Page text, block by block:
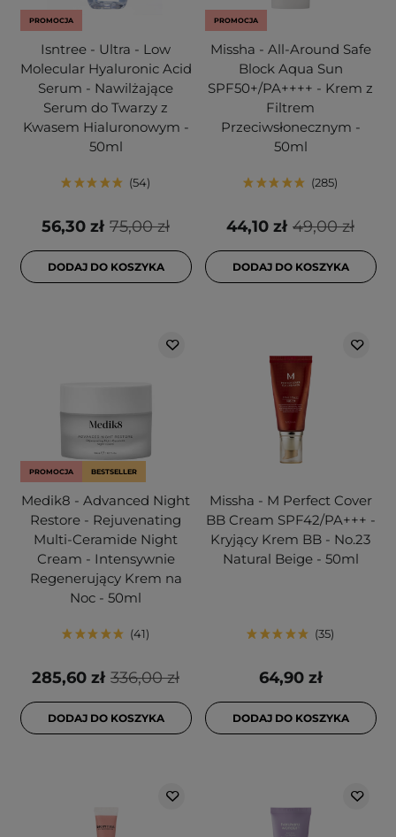
PROMOCJA
Isntree - Ultra - Low
Molecular Hyaluronic Acid
Serum - Nawilżające
Serum do Twarzy z
Kwasem Hialuronowym -
50ml
54
75,00 zł
56,30 zł
DODAJ DO KOSZYKA
PROMOCJA
Missha - All-Around Safe
Block Aqua Sun
SPF50+/PA++++ - Krem z
Filtrem
Przeciwsłonecznym -
50ml
285
49,00 zł
44,10 zł
DODAJ DO KOSZYKA
PROMOCJA BESTSELLER
Medik8 - Advanced Night
Restore - Rejuvenating
Multi-Ceramide Night
Cream - Intensywnie
Regenerujący Krem na
Noc - 50ml
41
336,00 zł
285,60 zł
DODAJ DO KOSZYKA
Missha - M Perfect Cover
BB Cream SPF42/PA+++ -
Kryjący Krem BB - No.23
Natural Beige - 50ml
35
64,90 zł
DODAJ DO KOSZYKA